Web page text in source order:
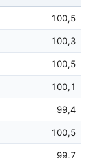
100,5
100,3
100,5
100,1
99,4
100,5
99,7